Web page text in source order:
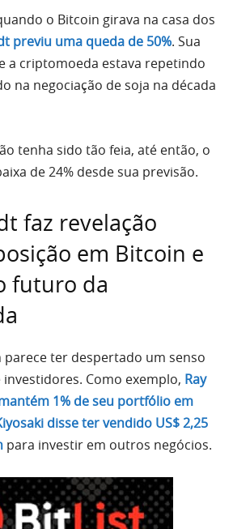
o Bitcoin girava na casa dos
previu uma queda de 50%. Sua
a criptomoeda estava repetindo
na negociação de soja na década
tenha sido tão feia, até então, o
de 24% desde sua previsão.
faz revelação
em Bitcoin e
futuro da
parece ter despertado um senso
Como exemplo, Ray
1% de seu portfólio em
disse ter vendido US$ 2,25
para investir em outros negócios.